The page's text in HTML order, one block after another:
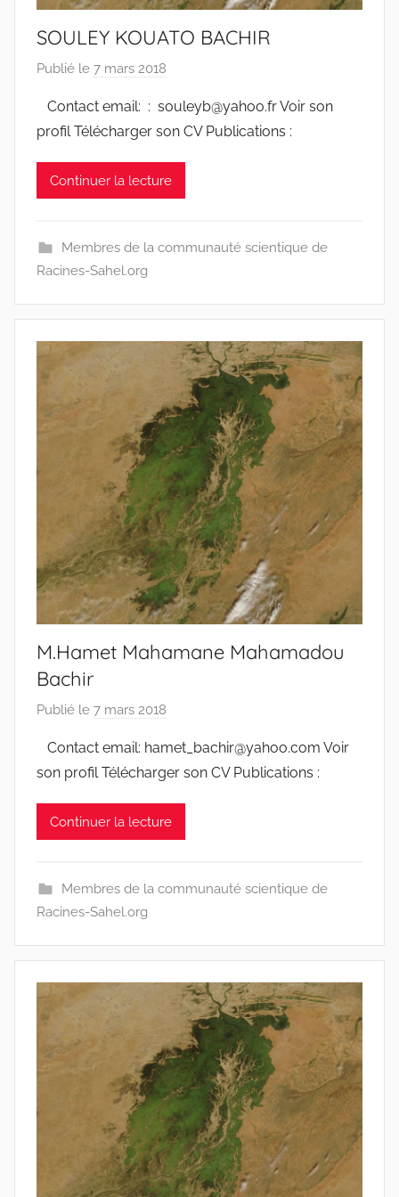
SOULEY KOUATO BACHIR
Publié le 7 mars 2018
r
r
a
c
e
-
w
p
Contact email: : souleyb@yahoo.fr Voir son
profil Télécharger son CV Publications :
Continuer la lecture
Membres de la communauté scientique de
Racines-Sahel.org
M.Hamet Mahamane Mahamadou
Bachir
Publié le 7 mars 2018
r
r
a
c
e
-
w
p
Contact email: hamet_bachir@yahoo.com Voir
son profil Télécharger son CV Publications :
Continuer la lecture
Membres de la communauté scientique de
Racines-Sahel.org